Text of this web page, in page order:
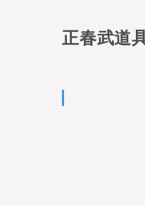
正春武道